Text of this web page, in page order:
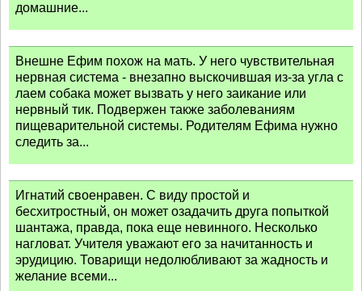
домашние...
Внешне Ефим похож на мать. У него чувствительная
нервная система - внезапно выскочившая из-за угла с
лаем собака может вызвать у него заикание или
нервный тик. Подвержен также заболеваниям
пищеварительной системы. Родителям Ефима нужно
следить за...
Игнатий своенравен. С виду простой и
бесхитростный, он может озадачить друга попыткой
шантажа, правда, пока еще невинного. Несколько
нагловат. Учителя уважают его за начитанность и
эрудицию. Товарищи недолюбливают за жадность и
желание всеми...